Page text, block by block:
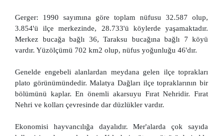
Gerger: 1990 sayımına göre toplam nüfusu 32.587 olup,
3.854'ü ilçe merkezinde, 28.733'ü köylerde yaşamaktadır.
Merkez bucağa bağlı 36, Taraksu bucağına bağlı 7 köyü
vardır. Yüzölçümü 702 km2 olup, nüfus yoğunluğu 46'dır.
Genelde engebeli alanlardan meydana gelen ilçe toprakları
plato görünümündedir. Malatya Dağları ilçe topraklarının bir
bölümünü kaplar. En önemli akarsuyu Fırat Nehridir. Fırat
Nehri ve kolları çevresinde dar düzlükler vardır.
Ekonomisi hayvancılığa dayalıdır. Mer'alarda çok sayıda